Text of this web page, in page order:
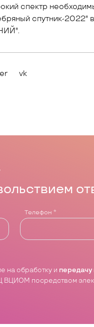
спектр
спутник-
vk
Телефон *
на обработку и передачу
ВЦИОМ посредством